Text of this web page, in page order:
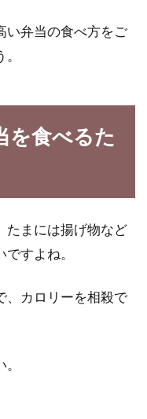
い弁当の食べ方をご
を食べるた
たまには揚げ物など
すよね。
、カロリーを相殺で